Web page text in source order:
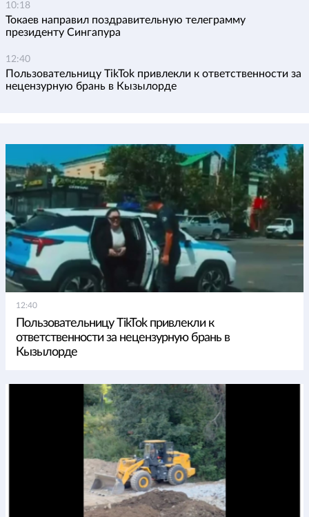
10:18
Токаев направил поздравительную телеграмму
президенту Сингапура
12:40
Пользовательницу TikTok привлекли к ответственности за
нецензурную брань в Кызылорде
12:40
Пользовательницу TikTok привлекли к
ответственности за нецензурную брань в
Кызылорде